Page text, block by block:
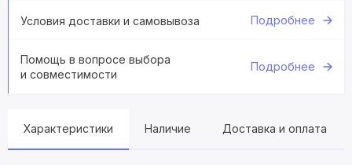
Условия доставки и самовывоза Подробнее
Помощь в вопросе выбора
и совместимости
Подробнее
Характеристики Наличие Доставка и оплата